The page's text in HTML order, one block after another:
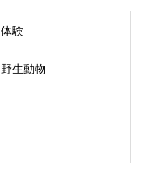
体験
野生動物